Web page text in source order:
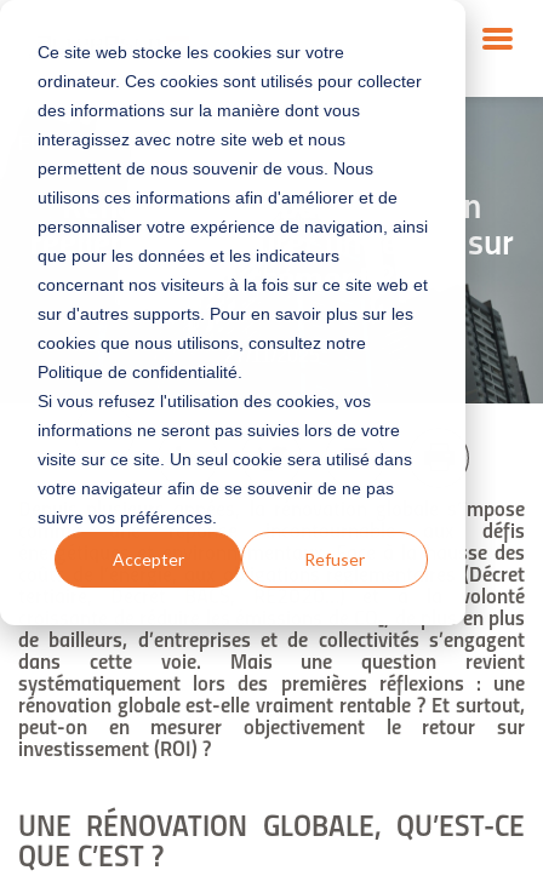
Ce site web stocke les cookies sur votre
ordinateur. Ces cookies sont utilisés pour collecter
des informations sur la manière dont vous
interagissez avec notre site web et nous
permettent de nous souvenir de vous. Nous
utilisons ces informations afin d'améliorer et de
personnaliser votre expérience de navigation, ainsi
que pour les données et les indicateurs
concernant nos visiteurs à la fois sur ce site web et
sur d'autres supports. Pour en savoir plus sur les
cookies que nous utilisons, consultez notre
Politique de confidentialité.
Si vous refusez l'utilisation des cookies, vos
informations ne seront pas suivies lors de votre
visite sur ce site. Un seul cookie sera utilisé dans
votre navigateur afin de se souvenir de ne pas
suivre vos préférences.
Accepter Refuser
FINANCEMENT| BÂTIMENT DURABLE
Rénovation globale : peut-on
réellement mesurer un retour sur
investissement ?
27/11/2025
9 min
Depuis plusieurs années, la rénovation globale s’impose
comme une réponse incontournable aux défis
énergétiques et environnementaux. Face à la hausse des
coûts de l’énergie, aux obligations réglementaires (Décret
écret BACS, RE2020…) et à la volonté
croissante de réduire les émissions de CO₂, de plus en plus
de bailleurs, d’entreprises et de collectivités s’engagent
dans cette voie.
Mais une question revient
systématiquement lors des premières réflexions : une
rénovation globale est-elle vraiment rentable ? Et surtout,
peut-on en mesurer objectivement le retour sur
investissement (ROI) ?
UNE RÉNOVATION GLOBALE, QU’EST-CE
QUE C’EST ?